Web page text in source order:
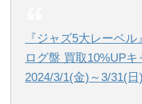
『ジャズ5大レーベ
ログ盤 買取10%UPキ
2024/3/1(金)～3/31(